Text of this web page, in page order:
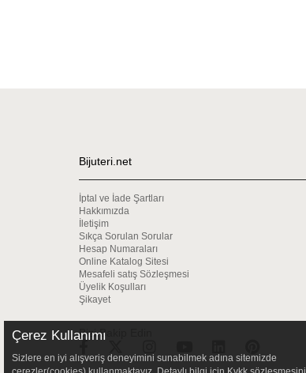
Bijuteri.net
İptal ve İade Şartları
Hakkımızda
İletişim
Sıkça Sorulan Sorular
Hesap Numaraları
Online Katalog Sitesi
Mesafeli satış Sözleşmesi
Üyelik Koşulları
Şikayet
Bizi Bakip Edin
Çerez Kullanımı
Sizlere en iyi alışveriş deneyimini sunabilmek adına sitemizde